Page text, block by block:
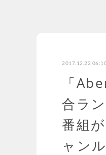
2017.12.22
「
合ラ
番組
ャン